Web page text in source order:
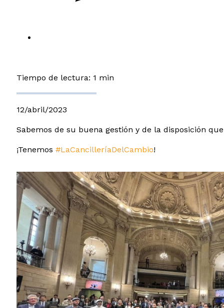
Tiempo de lectura: 1 min
12/abril/2023
Sabemos de su buena gestión y de la disposición
¡Tenemos #LaCancilleríaDelCambio!